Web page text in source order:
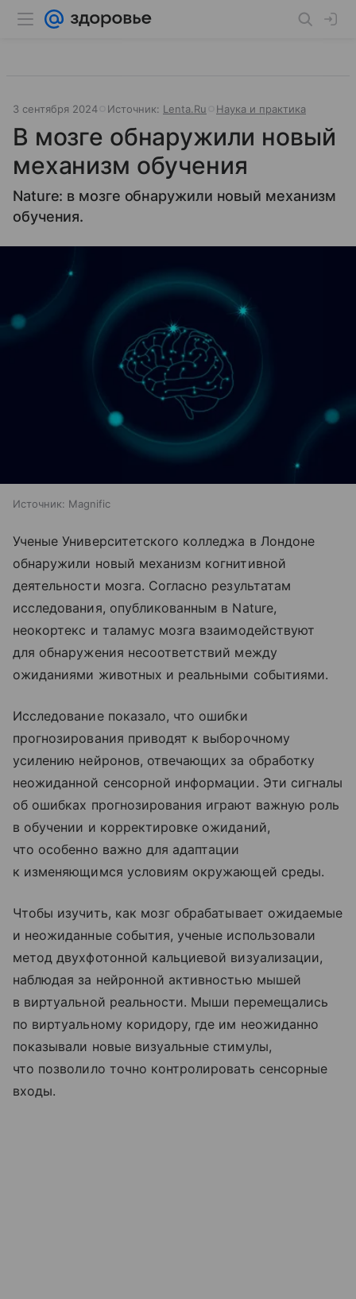
3 сентября 2024 Источник: Lenta.Ru Наука и практика
В мозге обнаружили новый
механизм обучения
Nature: в мозге обнаружили новый механизм
обучения.
Источник: Magnific
Ученые Университетского колледжа в Лондоне
обнаружили новый механизм когнитивной
деятельности мозга. Согласно результатам
исследования, опубликованным в Nature,
неокортекс и таламус мозга взаимодействуют
для обнаружения несоответствий между
ожиданиями животных и реальными событиями.
Исследование показало, что ошибки
прогнозирования приводят к выборочному
усилению нейронов, отвечающих за обработку
неожиданной сенсорной информации. Эти сигналы
об ошибках прогнозирования играют важную роль
в обучении и корректировке ожиданий,
что особенно важно для адаптации
к изменяющимся условиям окружающей среды.
Чтобы изучить, как мозг обрабатывает ожидаемые
и неожиданные события, ученые использовали
метод двухфотонной кальциевой визуализации,
наблюдая за нейронной активностью мышей
в виртуальной реальности. Мыши перемещались
по виртуальному коридору, где им неожиданно
показывали новые визуальные стимулы,
что позволило точно контролировать сенсорные
входы.